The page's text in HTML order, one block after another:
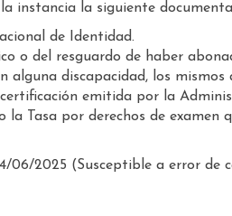
instancia la siguiente
de Identidad.
o del resguardo de haber
alguna discapacidad, los
emitida por la
la Tasa por derechos de
06/2025 (Susceptible a error de